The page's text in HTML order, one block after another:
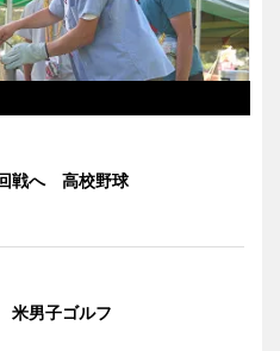
戦へ 高校野球
男子ゴルフ